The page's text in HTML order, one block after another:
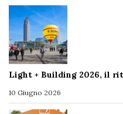
Light + Building 2026, il
10 Giugno 2026